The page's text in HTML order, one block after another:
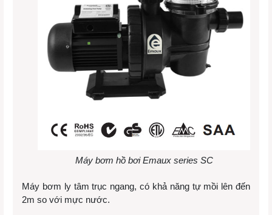
Máy bơm hồ bơi Emaux series SC
Máy bơm ly tâm trục ngang, có khả năng tự mồi lên đến
2m so với mực nước.